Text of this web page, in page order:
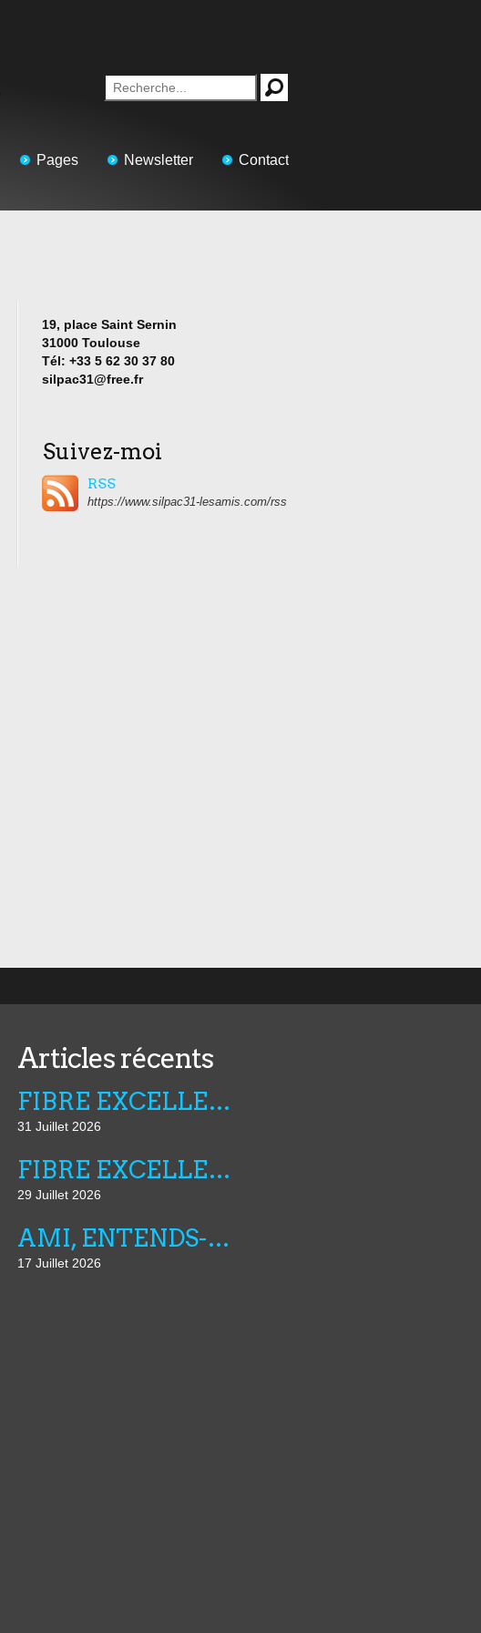
Pages Newsletter Contact
19, place Saint Sernin
31000 Toulouse
Tél: +33 5 62 30 37 80
silpac31@free.fr
Suivez-moi
RSS
https://www.silpac31-lesamis.com/rss
Articles récents
FIBRE EXCELLENCE : LA LUTTE CONTINUE
31 Juillet 2026
FIBRE EXCELLENCE : LE POUVOIR REGLE SES COMPTES
29 Juillet 2026
AMI, ENTENDS-TU N°25
17 Juillet 2026